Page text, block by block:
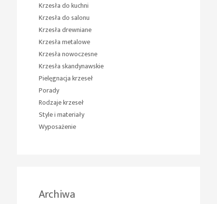
Krzesła do kuchni
Krzesła do salonu
Krzesła drewniane
Krzesła metalowe
Krzesła nowoczesne
Krzesła skandynawskie
Pielęgnacja krzeseł
Porady
Rodzaje krzeseł
Style i materiały
Wyposażenie
Archiwa